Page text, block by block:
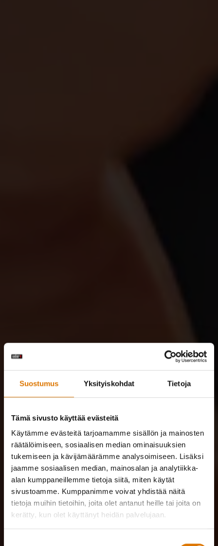
Suostumus Yksityiskohdat Tietoja
Tämä sivusto käyttää evästeitä
Käytämme evästeitä tarjoamamme sisällön ja mainosten
räätälöimiseen, sosiaalisen median ominaisuuksien
tukemiseen ja kävijämäärämme analysoimiseen. Lisäksi
jaamme sosiaalisen median, mainosalan ja analytiikka-
alan kumppaneillemme tietoja siitä, miten käytät
sivustoamme. Kumppanimme voivat yhdistää näitä
tietoja muihin tietoihin, joita olet antanut heille tai joita on
kerätty, kun olet käyttänyt heidän palvelujaan.